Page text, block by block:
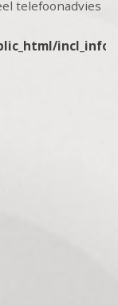
telefoonadvies